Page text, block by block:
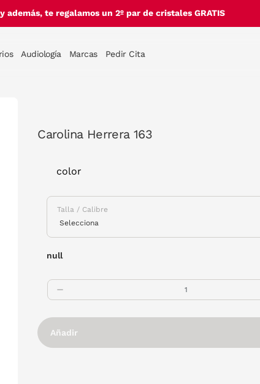
te regalamos un 2º par de cristales GRATIS
Audiología Marcas Pedir Cita
Carolina Herrera 163
color
Talla / Calibre
null
Añadir